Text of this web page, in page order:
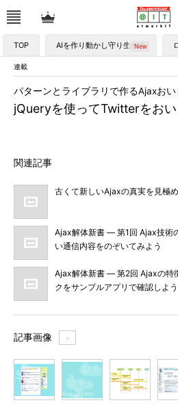
TOP AIを作り動かし守り生かす
連載
jQueryを使ってTwitterをお
パターンとライブラリで作るAjaxおい
関連記事
古くて新しいAjaxの真実を見極
Ajax解体新書 ― 第1回 Ajax技術
い通信内容をのぞいてみよう
Ajax解体新書 ― 第2回 Ajaxの特
クをサンプルアプリで確認しよう
記事画像 ＋